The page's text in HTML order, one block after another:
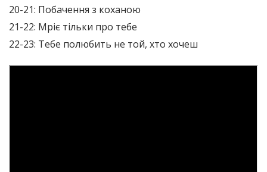
20-21: Побачення з коханою
21-22: Мріє тільки про тебе
22-23: Тебе полюбить не той, хто хочеш